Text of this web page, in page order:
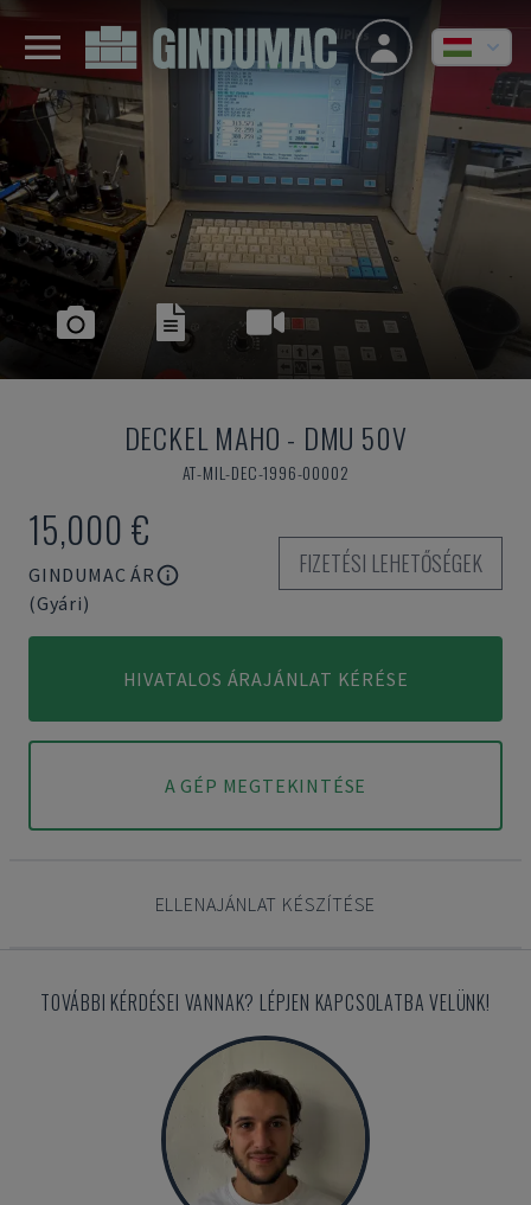
DECKEL MAHO - DMU 50V
AT-MIL-DEC-1996-00002
15,000 €
GINDUMAC ÁR
(Gyári)
FIZETÉSI LEHETŐSÉGEK
HIVATALOS ÁRAJÁNLAT KÉRÉSE
A GÉP MEGTEKINTÉSE
ELLENAJÁNLAT KÉSZÍTÉSE
TOVÁBBI KÉRDÉSEI VANNAK? LÉPJEN KAPCSOLATBA VELÜNK!